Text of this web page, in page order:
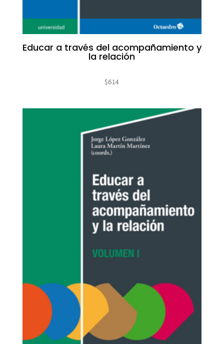
Educar a través del acompañamiento y
la relación
$614